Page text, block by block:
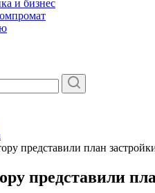
и бизнес
представили план
представили